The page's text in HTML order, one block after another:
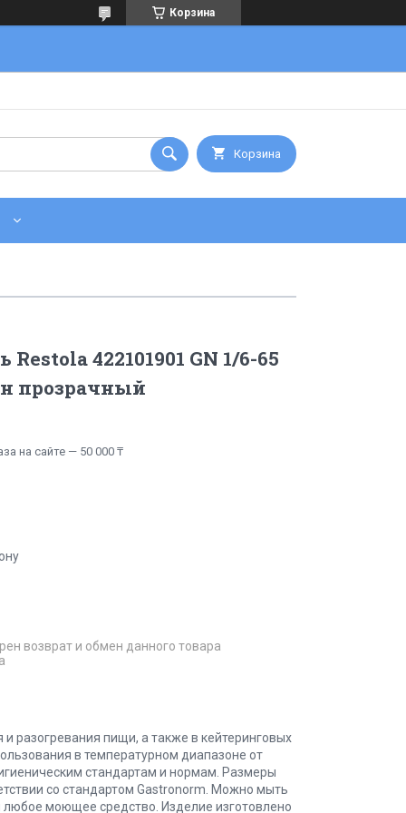
Корзина
Корзина
Restola 422101901 GN 1/6-65
прозрачный
на сайте — 50 000 ₸
возврат и обмен данного товара
разогревания пищи, а также в кейтеринговых
в температурном диапазоне от
стандартам и нормам. Размеры
со стандартом Gastronorm. Можно мыть
моющее средство. Изделие изготовлено